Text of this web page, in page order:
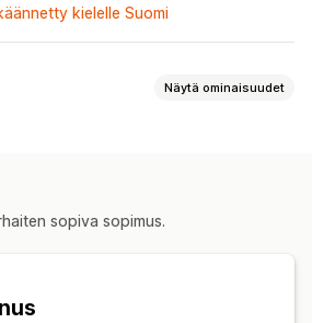
kielelle Suomi
Näytä ominaisuudet
sopiva sopimus.